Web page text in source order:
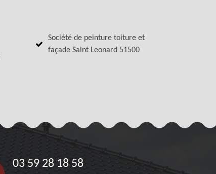
Société de peinture toiture et
façade Saint Leonard 51500
03 59 28 18 58